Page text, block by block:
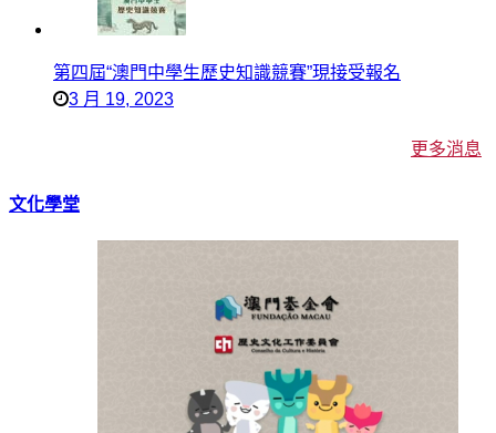
第四屆“澳門中學生歷史知識競賽”現接受報名
3 月 19, 2023
更多消息
文化學堂